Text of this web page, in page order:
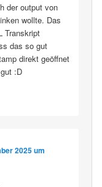
der output von
wollte. Das
Transkript
das so gut
direkt geöffnet
:D
2025 um